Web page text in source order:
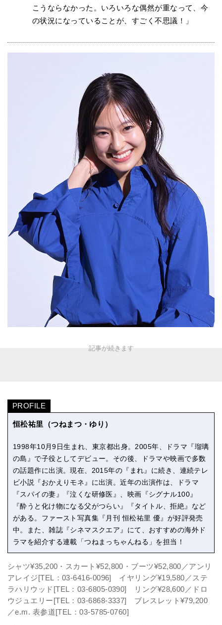
こうならなかった。いろいろな偶然が重なって、今
の状況になっていることが、すごく不思議！」
PROFILE
恒松祐里（つねまつ・ゆり）
1998年10月9日生まれ、東京都出身。2005年、ドラマ『瑠璃
の島』で子役としてデビュー。その後、ドラマや映画で多数
の話題作に出演。現在、2015年の『まれ』に続き、連続テレ
ビ小説『おかえりモネ』に出演。近年の出演作は、ドラマ
『スパイの妻』『泣くな研修医』、映画『シグナル100』
『酔うと化け物になる父がつらい』『タイトル、拒絶』など
がある。ファースト写真集『月刊 恒松祐里 優』が好評発売
中。また、雑誌『シネマスクエア』にて、おすすめの海外ド
ラマを紹介する連載「つねまっちゃんねる」を担当！
シャツ¥35,200・スカート¥52,800・ブーツ¥52,800／アンリ
アレイジ[TEL：03-6416-0096] イヤリング¥19,580／ステ
ラハリウッド[TEL：03-6805-0390] リング¥28,600／ドロ
ウジュエリー[TEL：03-6868-3337] ブレスレット¥79,200
／e.m. 表参道[TEL：03-5785-0760]